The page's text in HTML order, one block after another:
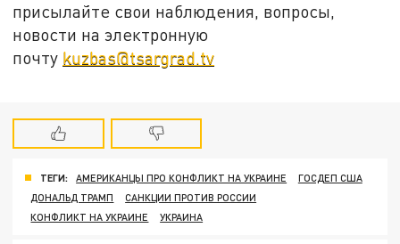
присылайте свои наблюдения, вопросы,
новости на электронную
почту kuzbas@tsargrad.tv
ТЕГИ: АМЕРИКАНЦЫ ПРО КОНФЛИКТ НА УКРАИНЕ
ГОСДЕП США
ДОНАЛЬД ТРАМП
САНКЦИИ ПРОТИВ РОССИИ
КОНФЛИКТ НА УКРАИНЕ
УКРАИНА